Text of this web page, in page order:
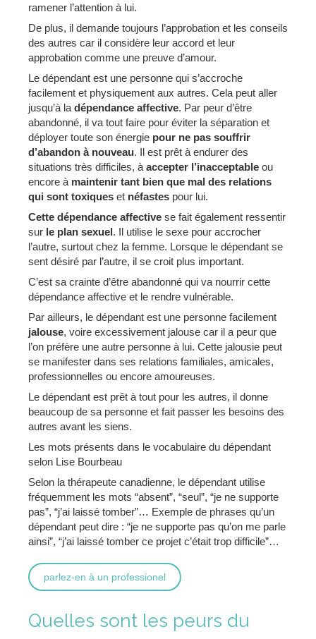
ramener l’attention à lui.
De plus, il demande toujours l’approbation et les conseils
des autres car il considère leur accord et leur
approbation comme une preuve d’amour.
Le dépendant est une personne qui s’accroche
facilement et physiquement aux autres. Cela peut aller
jusqu’à la dépendance affective. Par peur d’être
abandonné, il va tout faire pour éviter la séparation et
déployer toute son énergie pour ne pas souffrir
d’abandon à nouveau. Il est prêt à endurer des
situations très difficiles, à accepter l’inacceptable ou
encore à maintenir tant bien que mal des relations
qui sont toxiques et néfastes pour lui.
Cette dépendance affective se fait également ressentir
sur le plan sexuel. Il utilise le sexe pour accrocher
l’autre, surtout chez la femme. Lorsque le dépendant se
sent désiré par l’autre, il se croit plus important.
C’est sa crainte d’être abandonné qui va nourrir cette
dépendance affective et le rendre vulnérable.
Par ailleurs, le dépendant est une personne facilement
jalouse, voire excessivement jalouse car il a peur que
l’on préfère une autre personne à lui. Cette jalousie peut
se manifester dans ses relations familiales, amicales,
professionnelles ou encore amoureuses.
Le dépendant est prêt à tout pour les autres, il donne
beaucoup de sa personne et fait passer les besoins des
autres avant les siens.
Les mots présents dans le vocabulaire du dépendant
selon Lise Bourbeau
Selon la thérapeute canadienne, le dépendant utilise
fréquemment les mots “absent”, “seul”, “je ne supporte
pas”, “j’ai laissé tomber”… Exemple de phrases qu’un
dépendant peut dire : “je ne supporte pas qu’on me parle
ainsi”, “j’ai laissé tomber ce projet c’était trop difficile”…
parlez-en à un professionel
Quelles sont les peurs du